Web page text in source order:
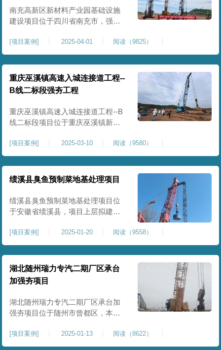
25000㎡，施工完成后场地上部将新
南充高新区新材料产业园基础设施
建设项目位于四川省南充市，强夯
软弱土、回填土等复杂地质，采用
强夯地基加固，深层加固地基、提
升承载力、严控工后沉降，为厂
房、道路及配套设施筑牢基础。本
项目施工作业面积大，我司将整个
场地施工区域合理划分为若干个区
段，分区分段施工，投入强夯设备3
[项目案例] 2025-04-01 阅读（9825）
重庆巫溪镇高速入城连接道工程--
B线二标段强夯工程
重庆巫溪镇高速入城连接道工程--B
线二标段项目位于重庆巫溪镇新建
形成，回填完成，强夯施工一次，
极大考验我司与土方单位交叉施工
能力。每标段强夯施工完成，现场
工程师组织三方验收一次，确认工
施工质量，确保工程整体质量。在
施工过程中我司严格按照设计规范
[项目案例] 2025-03-10 阅读（9580）
绩溪县臭鱼预制菜地基处理项目
绩溪县臭鱼预制菜地基处理项目位
于安徽省绩溪县，项目上层拟建生
米。本项目场地后续使用要求较
高，设计拟采用大夯击能进行场地
地基加固处理，我司配备FW5000A
大型强夯机一台，并配备28m龙门架
一幅辅助高能级强夯施工，配备
85T，直径为2m，高度为2.2m的柱
锤一个，柱锤接地面积更小，强夯
穿透
[项目案例] 2025-01-20 阅读（9558）
湖北随州瑞力专汽二期厂区承台
加强夯项目
湖北随州瑞力专汽二期厂区承台加
强夯项目位于随州市曾都区，本项
要求采用强夯置换工艺进行加固处
理，要求经处理深度不小于8米，地
[项目案例] 2025-01-13 阅读（8622）